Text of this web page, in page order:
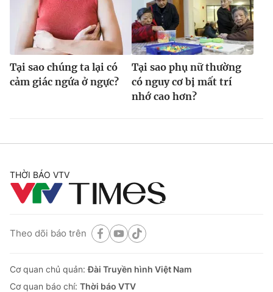
Tại sao chúng ta lại có
cảm giác ngứa ở ngực?
Tại sao phụ nữ thường
có nguy cơ bị mất trí
nhớ cao hơn?
THỜI BÁO VTV
Theo dõi báo trên
Cơ quan chủ quản:Đài Truyền hình Việt Nam
Cơ quan báo chí: Thời báo VTV